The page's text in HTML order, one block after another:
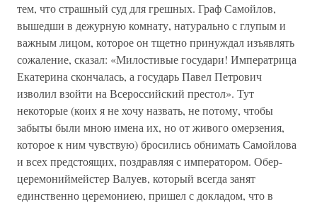
тем, что страшный суд для грешных. Граф Самойлов,
вышедши в дежурную комнату, натурально с глупым и
важным лицом, которое он тщетно принуждал изъявлять
сожаление, сказал: «Милостивые государи! Императрица
Екатерина скончалась, а государь Павел Петрович
изволил взойти на Всероссийский престол». Тут
некоторые (коих я не хочу назвать, не потому, чтобы
забыты были мною имена их, но от живого омерзения,
которое к ним чувствую) бросились обнимать Самойлова
и всех предстоящих, поздравляя с императором. Обер-
церемониймейстер Валуев, который всегда занят
единственно церемониею, пришел с докладом, что в